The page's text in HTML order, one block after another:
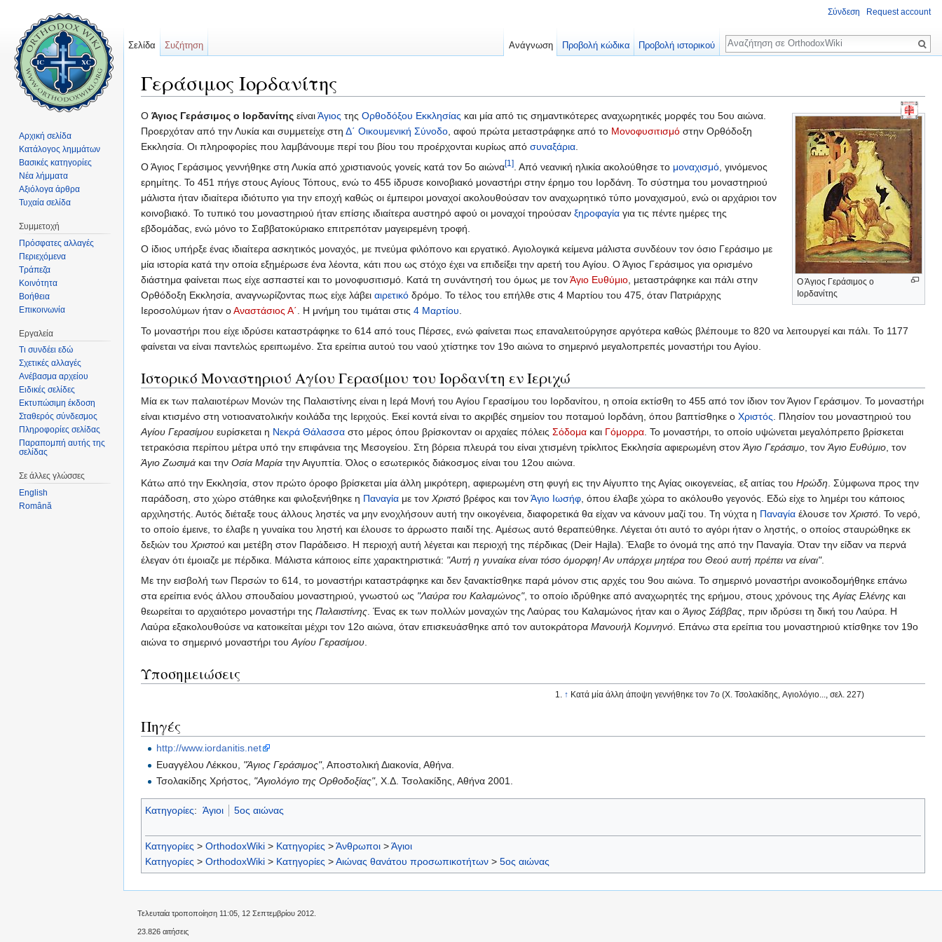
Γεράσιμος Ιορδανίτης
Ο Άγιος Γεράσιμος ο
Ιορδανίτης
Ο Άγιος Γεράσιμος ο Ιορδανίτης είναιΆγιος της Ορθοδόξου Εκκλησίας και μία από τις σημαντικότερες αναχωρητικές μορφές του 5ου αιώνα.
Προερχόταν από την Λυκία και συμμετείχε στη Δ΄ Οικουμενική Σύνοδο, αφού πρώτα μεταστράφηκε από το Μονοφυσιτισμό στην Ορθόδοξη
Εκκλησία. Οι πληροφορίες που λαμβάνουμε περί του βίου του προέρχονται κυρίως από συναξάρια.
Ο Άγιος Γεράσιμος γεννήθηκε στη Λυκία από χριστιανούς γονείς κατά τον 5ο αιώνα[1]. Από νεανική ηλικία ακολούθησε το μοναχισμό, γινόμενος
ερημίτης. Το 451 πήγε στους Αγίους Τόπους, ενώ το 455 ίδρυσε κοινοβιακό μοναστήρι στην έρημο του Ιορδάνη. Το σύστημα του μοναστηριού
μάλιστα ήταν ιδιαίτερα ιδιότυπο για την εποχή καθώς οι έμπειροι μοναχοί ακολουθούσαν τον αναχωρητικό τύπο μοναχισμού, ενώ οι αρχάριοι τον
κοινοβιακό. Το τυπικό του μοναστηριού ήταν επίσης ιδιαίτερα αυστηρό αφού οι μοναχοί τηρούσαν ξηροφαγία για τις πέντε ημέρες της
εβδομάδας, ενώ μόνο το Σαββατοκύριακο επιτρεπόταν μαγειρεμένη τροφή.
Ο ίδιος υπήρξε ένας ιδιαίτερα ασκητικός μοναχός, με πνεύμα φιλόπονο και εργατικό. Αγιολογικά κείμενα μάλιστα συνδέουν τον όσιο Γεράσιμο με
μία ιστορία κατά την οποία εξημέρωσε ένα λέοντα, κάτι που ως στόχο έχει να επιδείξει την αρετή του Αγίου. Ο Άγιος Γεράσιμος για ορισμένο
διάστημα φαίνεται πως είχε ασπαστεί και το μονοφυσιτισμό. Κατά τη συνάντησή του όμως με τονΆγιο Ευθύμιο, μεταστράφηκε και πάλι στην
Ορθόδοξη Εκκλησία, αναγνωρίζοντας πως είχε λάβει αιρετικό δρόμο. Το τέλος του επήλθε στις 4 Μαρτίου του 475, όταν Πατριάρχης
Ιεροσολύμων ήταν οΑναστάσιος Α΄. Η μνήμη του τιμάται στις 4 Μαρτίου.
Το μοναστήρι που είχε ιδρύσει καταστράφηκε το 614 από τους Πέρσες, ενώ φαίνεται πως επαναλειτούργησε αργότερα καθώς βλέπουμε το 820 να λειτουργεί και πάλι. Το 1177
φαίνεται να είναι παντελώς ερειπωμένο. Στα ερείπια αυτού του ναού χτίστηκε τον 19ο αιώνα το σημερινό μεγαλοπρεπές μοναστήρι του Αγίου.
Ιστορικό Μοναστηριού Αγίου Γερασίμου του Ιορδανίτη εν Ιεριχώ
Μία εκ των παλαιοτέρων Μονών της Παλαιστίνης είναι η Ιερά Μονή του Αγίου Γερασίμου του Ιορδανίτου, η οποία εκτίσθη το 455 από τον ίδιον τον Άγιον Γεράσιμον. Το μοναστήρι
είναι κτισμένο στη νοτιοανατολικήν κοιλάδα της Ιεριχούς. Εκεί κοντά είναι το ακριβές σημείον του ποταμού Ιορδάνη, όπου βαπτίσθηκε ο Χριστός. Πλησίον του μοναστηριού του
Αγίου Γερασίμου ευρίσκεται η Νεκρά Θάλασσα στο μέρος όπου βρίσκονταν οι αρχαίες πόλεις Σόδομα και Γόμορρα. Το μοναστήρι, το οποίο υψώνεται μεγαλόπρεπο βρίσκεται
τετρακόσια περίπου μέτρα υπό την επιφάνεια της Μεσογείου. Στη βόρεια πλευρά του είναι χτισμένη τρίκλιτος Εκκλησία αφιερωμένη στονΆγιο Γεράσιμο, τονΆγιο Ευθύμιο, τον
Άγιο Ζωσιμά και την Οσία Μαρία την Αιγυπτία. Όλος ο εσωτερικός διάκοσμος είναι του 12ου αιώνα.
Κάτω από την Εκκλησία, στον πρώτο όροφο βρίσκεται μία άλλη μικρότερη, αφιερωμένη στη φυγή εις την Αίγυπτο της Αγίας οικογενείας, εξ αιτίας του Ηρώδη. Σύμφωνα προς την
παράδοση, στο χώρο στάθηκε και φιλοξενήθηκε η Παναγία με τον Χριστό βρέφος και τονΆγιο Ιωσήφ, όπου έλαβε χώρα το ακόλουθο γεγονός. Εδώ είχε το λημέρι του κάποιος
αρχιληστής. Αυτός διέταξε τους άλλους ληστές να μην ενοχλήσουν αυτή την οικογένεια, διαφορετικά θα είχαν να κάνουν μαζί του. Τη νύχτα η Παναγία έλουσε τον Χριστό. Το νερό,
το οποίο έμεινε, το έλαβε η γυναίκα του ληστή και έλουσε το άρρωστο παιδί της. Αμέσως αυτό θεραπεύθηκε. Λέγεται ότι αυτό το αγόρι ήταν ο ληστής, ο οποίος σταυρώθηκε εκ
δεξιών του Χριστού και μετέβη στον Παράδεισο. Η περιοχή αυτή λέγεται και περιοχή της πέρδικας (Deir Hajla). Έλαβε το όνομά της από την Παναγία. Όταν την είδαν να περνά
έλεγαν ότι έμοιαζε με πέρδικα. Μάλιστα κάποιος είπε χαρακτηριστικά: "Αυτή η γυναίκα είναι τόσο όμορφη! Αν υπάρχει μητέρα του Θεού αυτή πρέπει να είναι".
Με την εισβολή των Περσών το 614, το μοναστήρι καταστράφηκε και δεν ξανακτίσθηκε παρά μόνον στις αρχές του 9ου αιώνα. Το σημερινό μοναστήρι ανοικοδομήθηκε επάνω
στα ερείπια ενός άλλου σπουδαίου μοναστηριού, γνωστού ως "Λαύρα του Καλαμώνος", το οποίο ιδρύθηκε από αναχωρητές της ερήμου, στους χρόνους τηςΑγίας Ελένης και
θεωρείται το αρχαιότερο μοναστήρι της Παλαιστίνης. Ένας εκ των πολλών μοναχών της Λαύρας του Καλαμώνος ήταν και οΆγιος Σάββας, πριν ιδρύσει τη δική του Λαύρα. Η
Λαύρα εξακολουθούσε να κατοικείται μέχρι τον 12ο αιώνα, όταν επισκευάσθηκε από τον αυτοκράτορα Μανουήλ Κομνηνό. Επάνω στα ερείπια του μοναστηριού κτίσθηκε τον 19ο
αιώνα το σημερινό μοναστήρι τουΑγίου Γερασίμου.
Υποσημειώσεις
↑ Κατά μία άλλη άποψη γεννήθηκε τον 7ο (Χ. Τσολακίδης, Αγιολόγιο..., σελ. 227)
Πηγές
http://www.iordanitis.net
Ευαγγέλου Λέκκου, "Άγιος Γεράσιμος", Αποστολική Διακονία, Αθήνα.
Τσολακίδης Χρήστος, "Αγιολόγιο της Ορθοδοξίας", Χ.Δ. Τσολακίδης, Αθήνα 2001.
Κατηγορίες: Άγιοι 5ος αιώνας
Κατηγορίες > OrthodoxWiki > Κατηγορίες >Άνθρωποι >Άγιοι
Κατηγορίες > OrthodoxWiki > Κατηγορίες >Αιώνας θανάτου προσωπικοτήτων > 5ος αιώνας
Σύνδεση Request account
Σελίδα Συζήτηση Ανάγνωση Προβολή κώδικα Προβολή ιστορικού
Αναζήτηση
Αρχική σελίδα
Κατάλογος λημμάτων
Βασικές κατηγορίες
Νέα λήμματα
Αξιόλογα άρθρα
Τυχαία σελίδα
Συμμετοχή
Πρόσφατες αλλαγές
Περιεχόμενα
Τράπεζα
Κοινότητα
Βοήθεια
Επικοινωνία
Εργαλεία
Τι συνδέει εδώ
Σχετικές αλλαγές
Ανέβασμα αρχείου
Ειδικές σελίδες
Εκτυπώσιμη έκδοση
Σταθερός σύνδεσμος
Πληροφορίες σελίδας
Παραπομπή αυτής της
σελίδας
Σε άλλες γλώσσες
English
Română
Τελευταία τροποποίηση 11:05, 12 Σεπτεμβρίου 2012.
23.826 αιτήσεις